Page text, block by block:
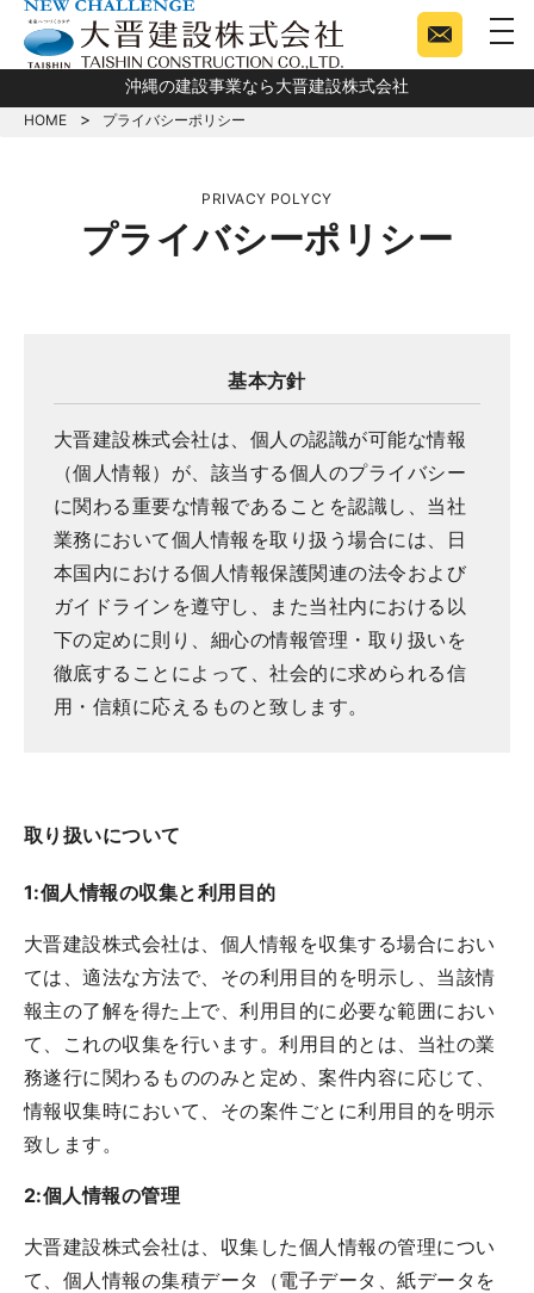
沖縄の建設事業なら大晋建設株式会社
HOME プライバシーポリシー
PRIVACY POLYCY
プライバシーポリシー
基本方針
大晋建設株式会社は、個人の認識が可能な情報
（個人情報）が、該当する個人のプライバシー
に関わる重要な情報であることを認識し、当社
業務において個人情報を取り扱う場合には、日
本国内における個人情報保護関連の法令および
ガイドラインを遵守し、また当社内における以
下の定めに則り、細心の情報管理・取り扱いを
徹底することによって、社会的に求められる信
用・信頼に応えるものと致します。
取り扱いについて
1:個人情報の収集と利用目的
大晋建設株式会社は、個人情報を収集する場合におい
ては、適法な方法で、その利用目的を明示し、当該情
報主の了解を得た上で、利用目的に必要な範囲におい
て、これの収集を行います。利用目的とは、当社の業
務遂行に関わるもののみと定め、案件内容に応じて、
情報収集時において、その案件ごとに利用目的を明示
致します。
2:個人情報の管理
大晋建設株式会社は、収集した個人情報の管理につい
て、個人情報の集積データ（電子データ、紙データを